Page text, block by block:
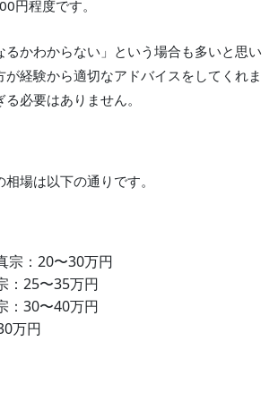
円程度です。
るかわからない」という場合も多いと思い
が経験から適切なアドバイスをしてくれま
必要はありません。
場は以下の通りです。
宗：20〜30万円
：25〜35万円
：30〜40万円
万円